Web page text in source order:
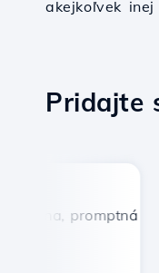
akejkoľvek
Pridajte
promptná a